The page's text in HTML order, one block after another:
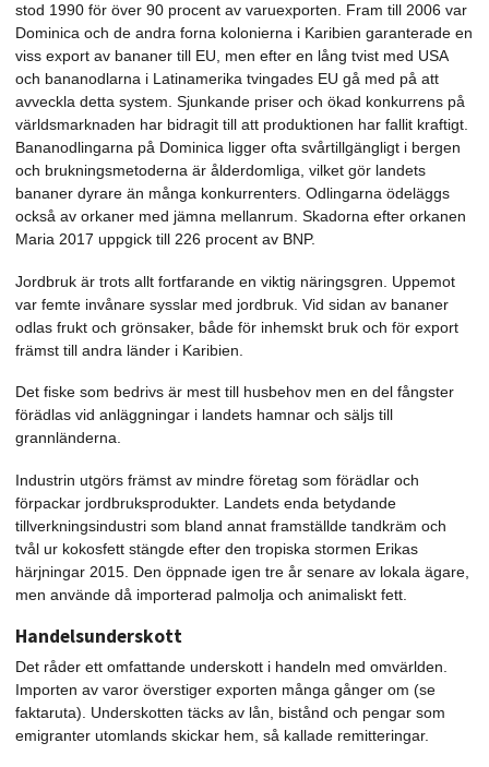
stod 1990 för över 90 procent av varuexporten. Fram till 2006 var
Dominica och de andra forna kolonierna i Karibien garanterade en
viss export av bananer till EU, men efter en lång tvist med USA
och bananodlarna i Latinamerika tvingades EU gå med på att
avveckla detta system. Sjunkande priser och ökad konkurrens på
världsmarknaden har bidragit till att produktionen har fallit kraftigt.
Bananodlingarna på Dominica ligger ofta svårtillgängligt i bergen
och brukningsmetoderna är ålderdomliga, vilket gör landets
bananer dyrare än många konkurrenters. Odlingarna ödeläggs
också av orkaner med jämna mellanrum. Skadorna efter orkanen
Maria 2017 uppgick till 226 procent av BNP.
Jordbruk är trots allt fortfarande en viktig näringsgren. Uppemot
var femte invånare sysslar med jordbruk. Vid sidan av bananer
odlas frukt och grönsaker, både för inhemskt bruk och för export
främst till andra länder i Karibien.
Det fiske som bedrivs är mest till husbehov men en del fångster
förädlas vid anläggningar i landets hamnar och säljs till
grannländerna.
Industrin utgörs främst av mindre företag som förädlar och
förpackar jordbruksprodukter. Landets enda betydande
tillverkningsindustri som bland annat framställde tandkräm och
tvål ur kokosfett stängde efter den tropiska stormen Erikas
härjningar 2015. Den öppnade igen tre år senare av lokala ägare,
men använde då importerad palmolja och animaliskt fett.
Handelsunderskott
Det råder ett omfattande underskott i handeln med omvärlden.
Importen av varor överstiger exporten många gånger om (se
faktaruta). Underskotten täcks av lån, bistånd och pengar som
emigranter utomlands skickar hem, så kallade remitteringar.